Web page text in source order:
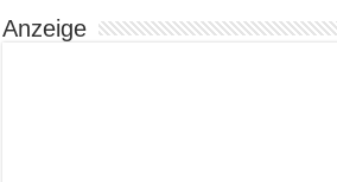
Anzeige